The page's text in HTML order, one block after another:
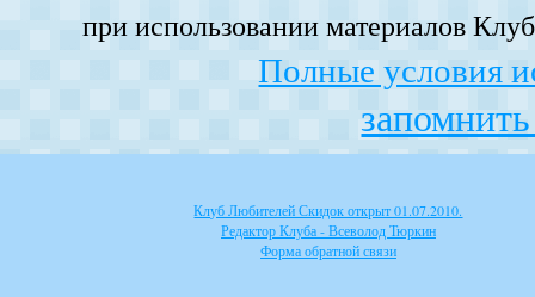
при использовании материалов
Полные условия
Клуб Любителей Скидок открыт 01.07.2010.
Редактор Клуба - Всеволод Тюркин
Форма обратной связи